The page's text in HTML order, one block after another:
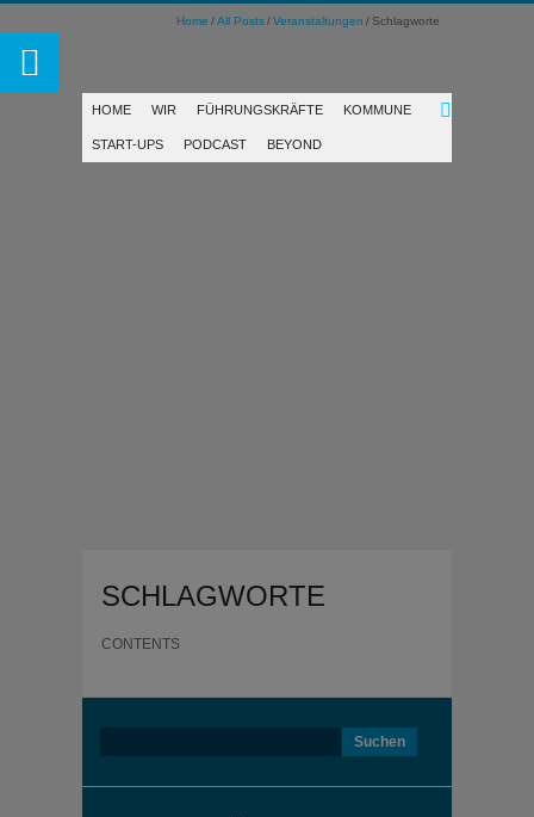
Home All Posts Veranstaltungen Schlagworte
HOME WIR FÜHRUNGSKRÄFTE KOMMUNE
START-UPS PODCAST BEYOND
SCHLAGWORTE
CONTENTS